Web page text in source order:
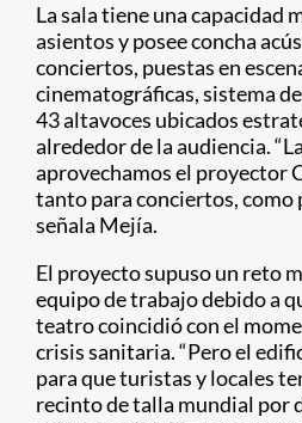
La sala tiene una capacidad
asientos y posee concha
conciertos, puestas en
cinematográficas, sistema
43 altavoces ubicados
alrededor de la audiencia.
aprovechamos el proyector
tanto para conciertos, como
señala Mejía.
El proyecto supuso un reto
equipo de trabajo debido a
teatro coincidió con el
crisis sanitaria. “Pero el
para que turistas y locales
recinto de talla mundial por